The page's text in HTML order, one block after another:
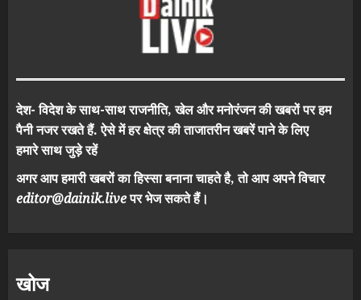
देश- विदेश के साथ-साथ राजनीति, खेल और मनोरंजन की खबरों पर हम
पैनी नजर रखते हैं. ऐसे में हर क्षेत्र की ताजातरीन खबरें पाने के लिए
हमारे साथ जुड़े रहें
अगर आप हमारी खबरों का हिस्सा बनाना चाहते है, तो आप अपने विचार
editor@dainik.liveपर भेज सकते हैं।
खोज